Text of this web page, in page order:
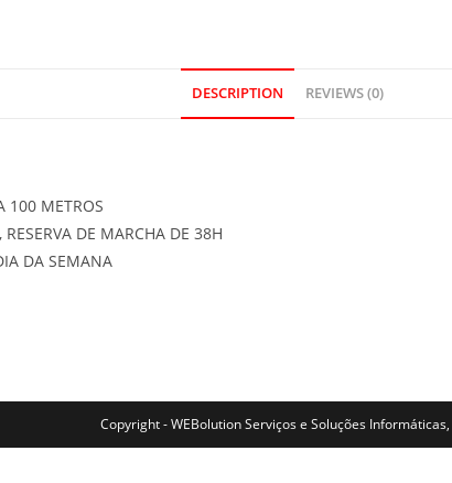
DESCRIPTION REVIEWS (0)
100 METROS
DE MARCHA DE 38H
DA SEMANA
Copyright - WEBolution Serviços e Soluções Informáticas,